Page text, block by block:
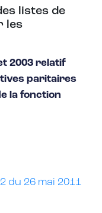
listes de
les
2003 relatif
paritaires
la fonction
du 26 mai 2011